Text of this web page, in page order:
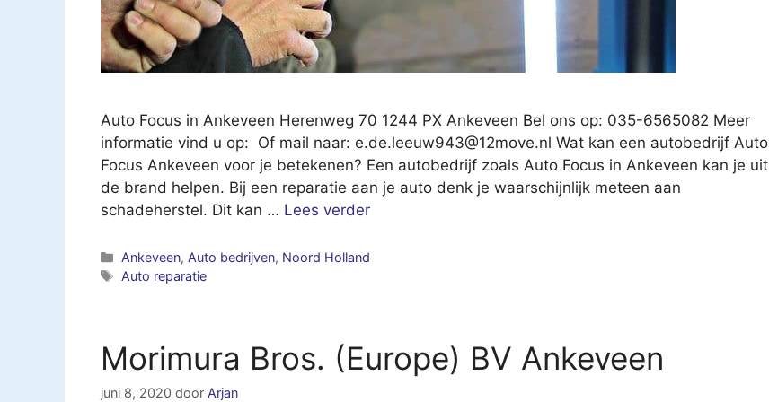
Auto Focus in Ankeveen Herenweg 70 1244 PX Ankeveen Bel ons op: 035-6565082 Meer
informatie vind u op: Of mail naar: e.de.leeuw943@12move.nl Wat kan een autobedrijf Auto
Focus Ankeveen voor je betekenen? Een autobedrijf zoals Auto Focus in Ankeveen kan je uit
de brand helpen. Bij een reparatie aan je auto denk je waarschijnlijk meteen aan
schadeherstel. Dit kan … Lees verder
Categorieën
Ankeveen, Auto bedrijven, Noord Holland
Tags
Auto reparatie
Morimura Bros. (Europe) BV Ankeveen
juni 8, 2020 door Arjan